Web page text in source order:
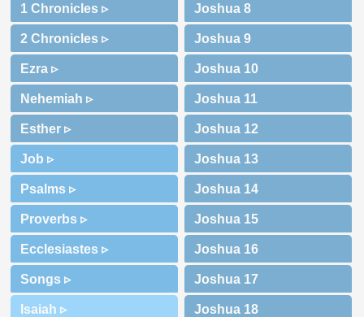
1 Chronicles ▹
2 Chronicles ▹
Ezra ▹
Nehemiah ▹
Esther ▹
Job ▹
Psalms ▹
Proverbs ▹
Ecclesiastes ▹
Songs ▹
Isaiah ▹